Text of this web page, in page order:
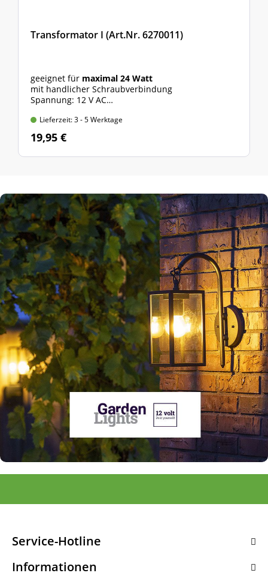
Transformator I (Art.Nr. 6270011)
geeignet für maximal 24 Watt
mit handlicher Schraubverbindung
Spannung: 12 V AC
Lieferzeit: 3 - 5 Werktage
19,95 €
Service-Hotline
Informationen